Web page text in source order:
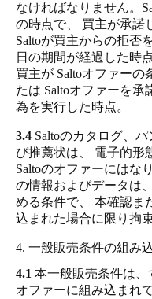
なければなりません。
の時点で、 買主が承諾
Saltoが買主からの拒否
日の期間が経過した時
買主が Saltoオファーの
たは Saltoオファーを
為を実行した時点。
3.4 Saltoのカタログ、
び推薦状は、 電子的形
Saltoのオファーにはな
の情報およびデータは
める条件で、 本確認ま
込まれた場合に限り拘
4. 一般販売条件の組み
4.1 本一般販売条件は、
オファーに組み込まれ